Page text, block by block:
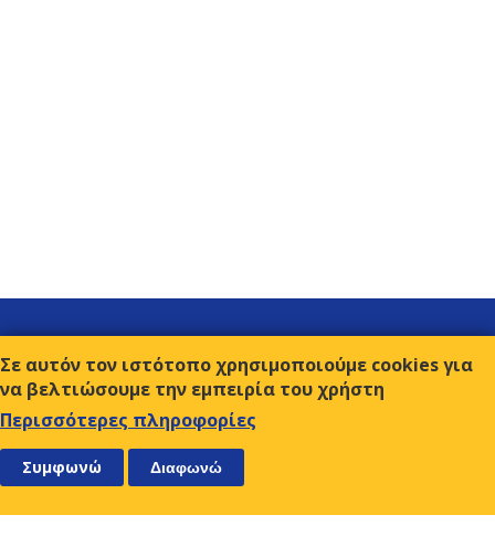
Επικοινωνία
Όροι χρήσης
Ο.Κ.Ε.
Σε αυτόν τον ιστότοπο χρησιμοποιούμε cookies για
να βελτιώσουμε την εμπειρία του χρήστη
Περισσότερες πληροφορίες
Συμφωνώ Διαφωνώ